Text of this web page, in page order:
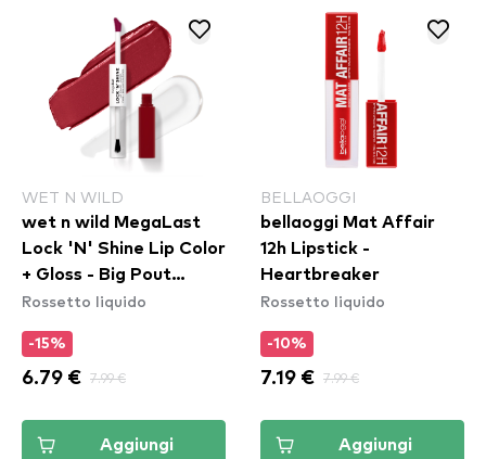
WET N WILD
wet n wild MegaLast
Lock 'N' Shine Lip Color
+ Gloss - Big Pout
Energy
Rossetto liquido
-15%
6.79 € 7.99 €
Aggiungi
BELLAOGGI
bellaoggi Mat Affair
12h Lipstick -
Heartbreaker
Rossetto liquido
-10%
7.19 € 7.99 €
Aggiungi